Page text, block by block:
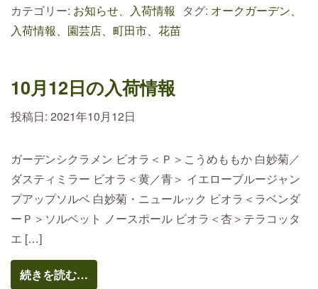
カテゴリー: お知らせ、 入荷情報 タグ: オークガーデン、
入荷情報、園芸店、町田市、花苗
10月12日の入荷情報
投稿日: 2021年10月12日
ガーデンシクラメン ビオラ＜Ｐ＞こうめももか 白妙菊／
ダスティミラー ビオラ＜黄／青＞ イエローブルージャン
プアップソルベ 白妙菊・ニュールック ビオラ＜ラベンダ
ーＰ＞ソルベット ノースポール ビオラ＜杏＞テラコッタ
エ […]
続きを読む…